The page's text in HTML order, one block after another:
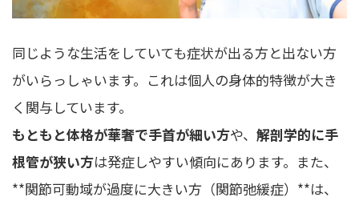
同じような生活をしていても症状が出る方と出ない方
がいらっしゃいます。これは個人の身体的特徴が大き
く関与しています。
もともと体格が華奢で手首が細い方や、 解剖学的に手
根管が狭い方は発症しやすい傾向にあります。また、
**関節可動域が過度に大きい方（関節弛緩症）**は、